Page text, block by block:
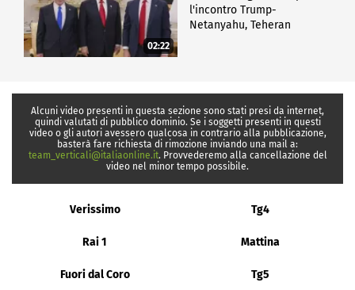
02:22
l'incontro Trump-
Netanyahu, Teheran
Alcuni video presenti in questa sezione sono stati presi da internet,
quindi valutati di pubblico dominio. Se i soggetti presenti in questi
video o gli autori avessero qualcosa in contrario alla pubblicazione,
basterà fare richiesta di rimozione inviando una mail a:
team_verticali@italiaonline.it. Provvederemo alla cancellazione del
video nel minor tempo possibile.
Verissimo Tg4
Rai 1 Mattina
Fuori dal Coro Tg5